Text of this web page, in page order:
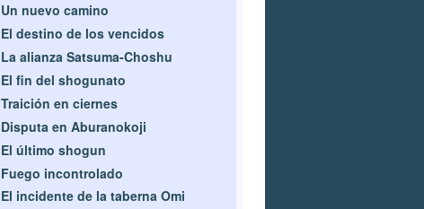
Un nuevo camino
El destino de los vencidos
La alianza Satsuma-Choshu
El fin del shogunato
Traición en ciernes
Disputa en Aburanokoji
El último shogun
Fuego incontrolado
El incidente de la taberna Omi